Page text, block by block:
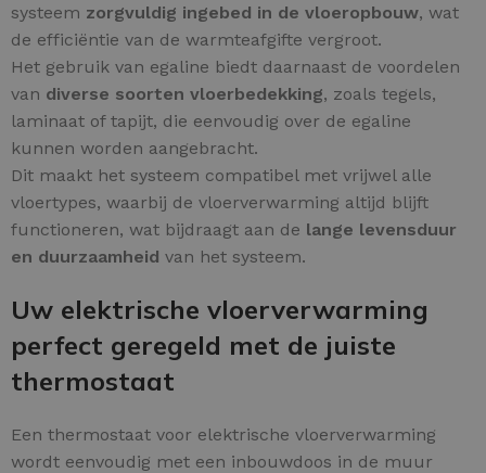
systeem zorgvuldig ingebed in de vloeropbouw, wat
de efficiëntie van de warmteafgifte vergroot.
Het gebruik van egaline biedt daarnaast de voordelen
van diverse soorten vloerbedekking, zoals tegels,
laminaat of tapijt, die eenvoudig over de egaline
kunnen worden aangebracht.
Dit maakt het systeem compatibel met vrijwel alle
vloertypes, waarbij de vloerverwarming altijd blijft
functioneren, wat bijdraagt aan de lange levensduur
en duurzaamheid van het systeem.
Uw elektrische vloerverwarming
perfect geregeld met de juiste
thermostaat
Een thermostaat voor elektrische vloerverwarming
wordt eenvoudig met een inbouwdoos in de muur